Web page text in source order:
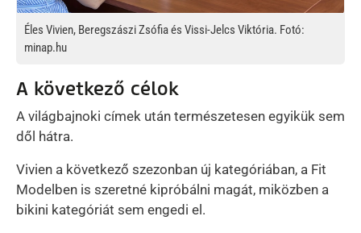
Éles Vivien, Beregszászi Zsófia és Vissi-Jelcs Viktória. Fotó:
minap.hu
A következő célok
A világbajnoki címek után természetesen egyikük sem
dől hátra.
Vivien a következő szezonban új kategóriában, a Fit
Modelben is szeretné kipróbálni magát, miközben a
bikini kategóriát sem engedi el.